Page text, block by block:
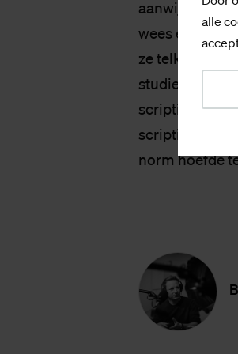
alle
aanwijzingen
wees er
ze telkens
scriptie. Daar
scriptie
norm hoefde